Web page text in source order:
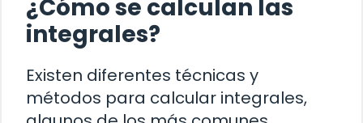
¿Cómo se calculan las
integrales?
Existen diferentes técnicas y
métodos para calcular integrales,